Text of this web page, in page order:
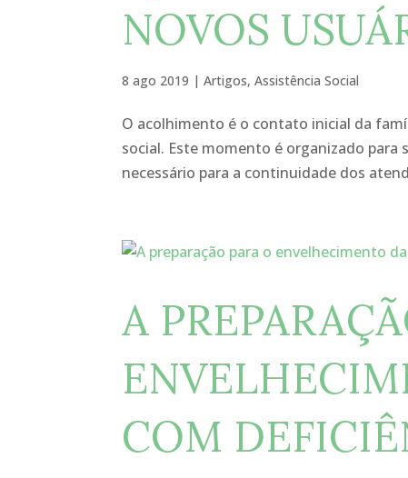
NOVOS
8 ago 2019 |Artigos,Assistência Social
O acolhimento é o contato inicial da
social. Este momento é organizado
necessário para a continuidade dos
A
COM